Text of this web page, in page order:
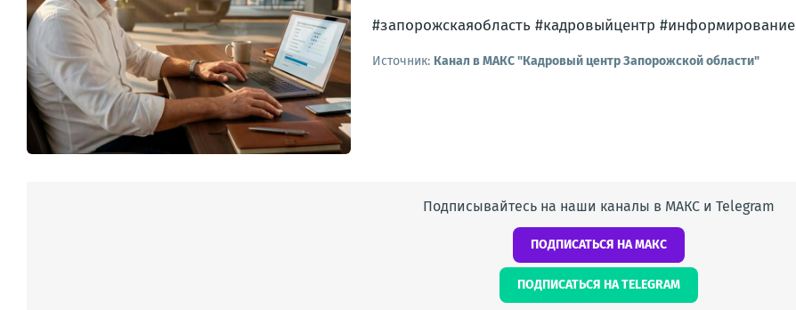
#запорожскаяобласть #кадровыйцентр #информирование
Источник: Канал в МАКС "Кадровый центр Запорожской области"
Подписывайтесь на наши каналы в МАКС и Telegram
ПОДПИСАТЬСЯ НА МАКС
ПОДПИСАТЬСЯ НА TELEGRAM